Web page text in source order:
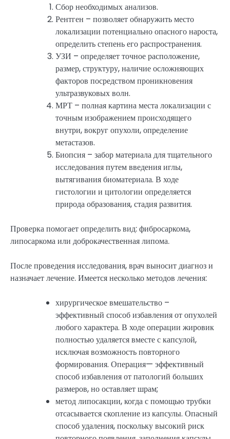
Сбор необходимых анализов.
Рентген – позволяет обнаружить место
локализации потенциально опасного нароста,
определить степень его распространения.
УЗИ – определяет точное расположение,
размер, структуру, наличие осложняющих
факторов посредством проникновения
ультразвуковых волн.
МРТ – полная картина места локализации с
точным изображением происходящего
внутри, вокруг опухоли, определение
метастазов.
Биопсия – забор материала для тщательного
исследования путем введения иглы,
вытягивания биоматериала. В ходе
гистологии и цитологии определяется
природа образования, стадия развития.
Проверка помогает определить вид: фибросаркома,
липосаркома или доброкачественная липома.
После проведения исследования, врач выносит диагноз и
назначает лечение. Имеется несколько методов лечения:
хирургическое вмешательство –
эффективный способ избавления от опухолей
любого характера. В ходе операции жировик
полностью удаляется вместе с капсулой,
исключая возможность повторного
формирования. Операция— эффективный
способ избавления от патологий больших
размеров, но оставляет шрам;
метод липосакции, когда с помощью трубки
отсасывается скопление из капсулы. Опасный
способ удаления, поскольку высокий риск